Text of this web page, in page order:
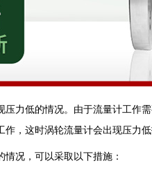
力低的情况。由于流量计工作
，这时涡轮流量计会出现压力低
况，可以采取以下措施：